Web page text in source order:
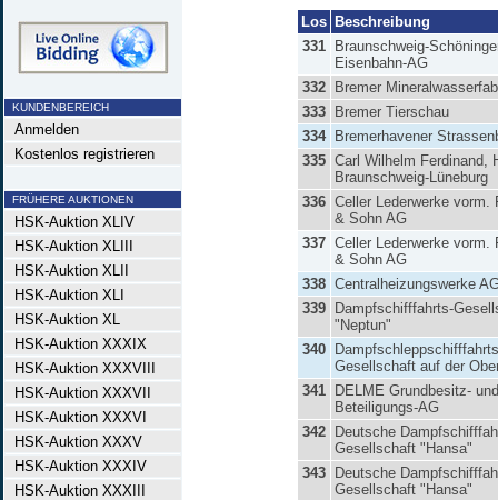
KUNDENBEREICH
Anmelden
Kostenlos registrieren
FRÜHERE AUKTIONEN
HSK-Auktion XLIV
HSK-Auktion XLIII
HSK-Auktion XLII
HSK-Auktion XLI
HSK-Auktion XL
HSK-Auktion XXXIX
HSK-Auktion XXXVIII
HSK-Auktion XXXVII
HSK-Auktion XXXVI
HSK-Auktion XXXV
HSK-Auktion XXXIV
HSK-Auktion XXXIII
Los Beschreibung
331
Braunschweig-
Eisenbahn-AG
332
Bremer
333
Bremer Tierschau
334
Bremerhavener
335 Carl Wilhelm Ferdinand,
Braunschweig-Lüneburg
336 Celler Lederwerke vorm.
& Sohn AG
337 Celler Lederwerke vorm.
& Sohn AG
338 Centralheizungswerke
339
Dampfschifffahrts-
"Neptun"
340
Gesellschaft auf der
341
DELME Grundbesitz- und
Beteiligungs-AG
342
Deutsche
Gesellschaft "Hansa"
343
Deutsche
Gesellschaft "Hansa"